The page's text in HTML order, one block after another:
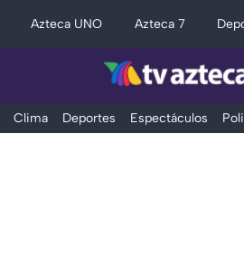
Azteca UNO Azteca 7
Clima Deportes Espectáculos